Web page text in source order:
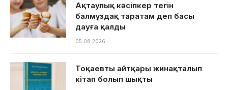
Ақтаулық кәсіпкер тегін
балмұздақ таратам деп басы
дауға қалды
05.08.2026
Тоқаевтың айтқары жинақталып
кітап болып шықты